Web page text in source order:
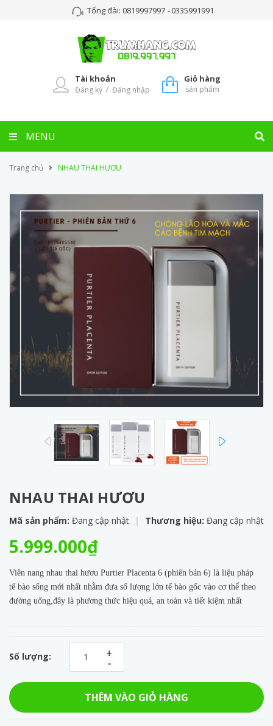
Tổng đài: 0819997997 -0335991991
Tài khoản
Đăng ký / Đăng nhập
Giỏ hàng
sản phẩm
MENU
Trang chủ NHAU THAI HƯƠU
prev
NHAU THAI HƯƠU
Mã sản phẩm: Đang cập nhật | Thương hiệu: Đang cập nhật
5.999.000₫
Viên nang nhau thai hươu Purtier Placenta 6 (phiên bản 6) là liệu pháp
tế bào sống mới nhất nhằm đưa số lượng lớn tế bào gốc vào cơ thể theo
đường uống,đây là phương thức hiệu quả, an toàn và tiết kiệm nhất
Số lượng: -
+
THÊM VÀO GIỎ HÀNG